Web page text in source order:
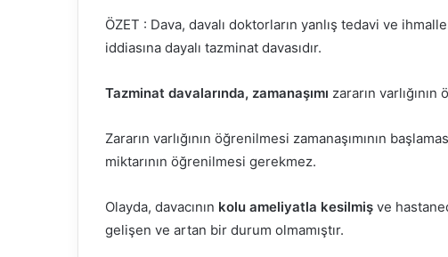
ÖZET : Dava, davalı doktorların yanlış tedavi ve
iddiasına dayalı tazminat davasıdır.
Tazminat davalarında, zamanaşımı zararın
Zararın varlığının öğrenilmesi zamanaşımının
miktarının öğrenilmesi gerekmez.
Olayda, davacının kolu ameliyatla kesilmiş ve
gelişen ve artan bir durum olmamıştır.